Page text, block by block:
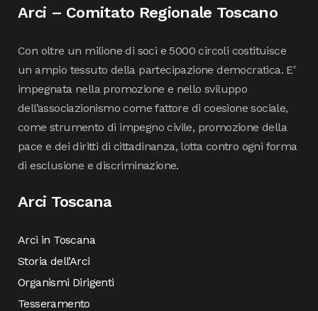
Arci – Comitato Regionale Toscano
Con oltre un milione di soci e 5000 circoli costituisce
un ampio tessuto della partecipazione democratica. E’
impegnata nella promozione e nello sviluppo
dell’associazionismo come fattore di coesione sociale,
come strumento di impegno civile, promozione della
pace e dei diritti di cittadinanza, lotta contro ogni forma
di esclusione e discriminazione.
Arci Toscana
Arci in Toscana
Storia dell’Arci
Organismi Dirigenti
Tesseramento